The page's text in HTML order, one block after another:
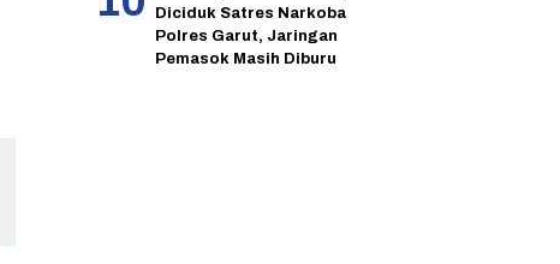
Diciduk Satres Narkoba
Polres Garut, Jaringan
Pemasok Masih Diburu